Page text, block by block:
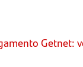
Getnet: